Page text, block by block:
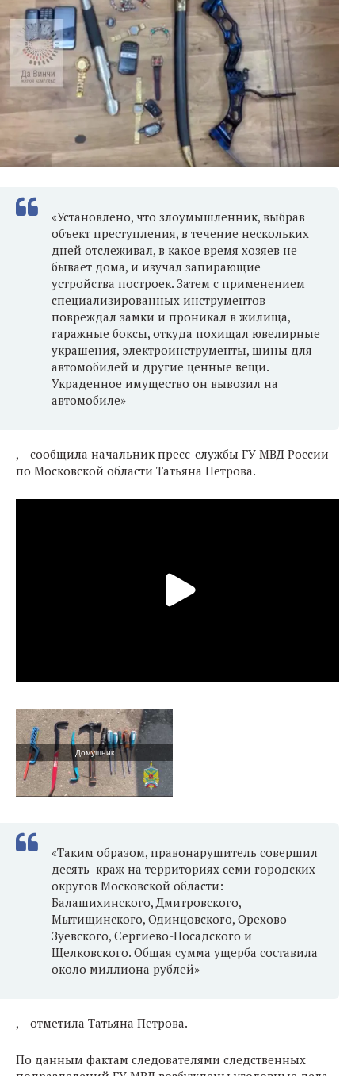
«Установлено, что злоумышленник, выбрав
объект преступления, в течение нескольких
дней отслеживал, в какое время хозяев не
бывает дома, и изучал запирающие
устройства построек. Затем с применением
специализированных инструментов
повреждал замки и проникал в жилища,
гаражные боксы, откуда похищал ювелирные
украшения, электроинструменты, шины для
автомобилей и другие ценные вещи.
Украденное имущество он вывозил на
автомобиле»
, – сообщила начальник пресс-службы ГУ МВД России
по Московской области Татьяна Петрова.
Домушник
«Таким образом, правонарушитель совершил
десять краж на территориях семи городских
округов Московской области:
Балашихинского, Дмитровского,
Мытищинского, Одинцовского, Орехово-
Зуевского, Сергиево-Посадского и
Щелковского. Общая сумма ущерба составила
около миллиона рублей»
, – отметила Татьяна Петрова.
По данным фактам следователями следственных